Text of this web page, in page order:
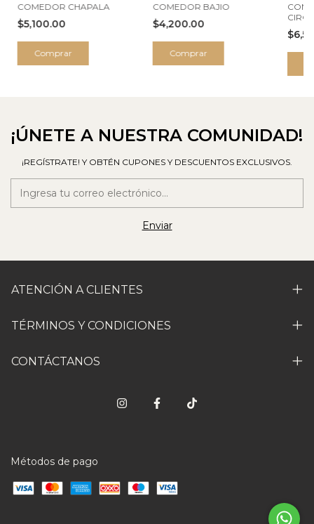
COMEDOR CHAPALA
$5,100.00
Comprar
COMEDOR BAJIO
$4,200.00
Comprar
¡ÚNETE A NUESTRA COMUNIDAD!
¡REGÍSTRATE! Y OBTÉN CUPONES Y DESCUENTOS EXCLUSIVOS.
ATENCIÓN A CLIENTES
TÉRMINOS Y CONDICIONES
CONTÁCTANOS
Métodos de pago